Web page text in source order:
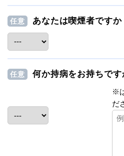
任意 あなたは喫煙者ですか
任意 何か持病をお持ちです
※
だ